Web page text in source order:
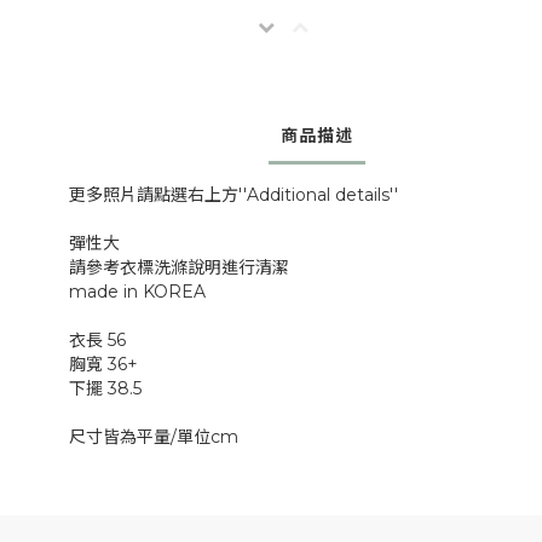
商品描述
更多照片請點選右上方''Additional details''
彈性大
請參考衣標洗滌說明進行清潔
made in KOREA
衣長 56
胸寬 36+
下擺 38.5
尺寸皆為平量/單位cm